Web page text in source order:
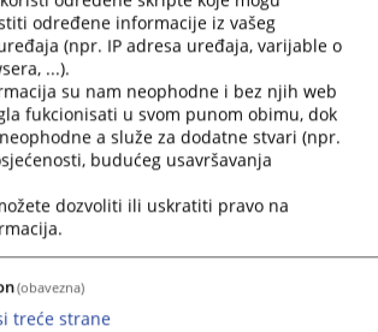
and
select
a
date.
Press
the
mark
key
to
get
the
određene informacije iz vašeg
(npr. IP adresa uređaja, varijable o
...).
su nam neophodne i bez njih web
fukcionisati u svom punom obimu, dok
a služe za dodatne stvari (npr.
budućeg usavršavanja
dozvoliti ili uskratiti pravo na
(obavezna)
treće strane